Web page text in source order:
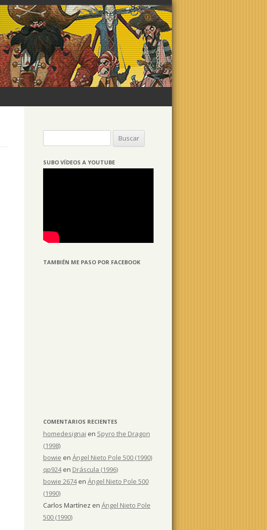
SUBO VÍDEOS A YOUTUBE
TAMBIÉN ME PASO POR FACEBOOK
COMENTARIOS RECIENTES
homedesignai en Spyro the Dragon
(1998)
bowie en Ángel Nieto Pole 500 (1990)
qp924en Dráscula (1996)
bowie 2674en Ángel Nieto Pole 500
(1990)
Carlos Martínez en Ángel Nieto Pole
500 (1990)